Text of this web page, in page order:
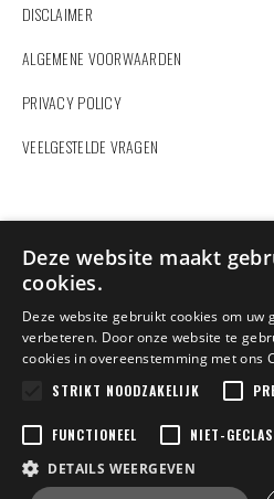
DISCLAIMER
ALGEMENE VOORWAARDEN
PRIVACY POLICY
VEELGESTELDE VRAGEN
ZOEKEN
Vindt u hier niet wat u zoekt?
Contacteer onsen wij helpen u
Copyright 2022 Dexters Sport |
Deze website maakt
cookies.
Deze website gebruikt cookies om uw
verbeteren. Door onze website te
cookies in overeenstemming met ons
STRIKT NOODZAKELIJK
FUNCTIONEEL
NIET-
DETAILS WEERGEVEN